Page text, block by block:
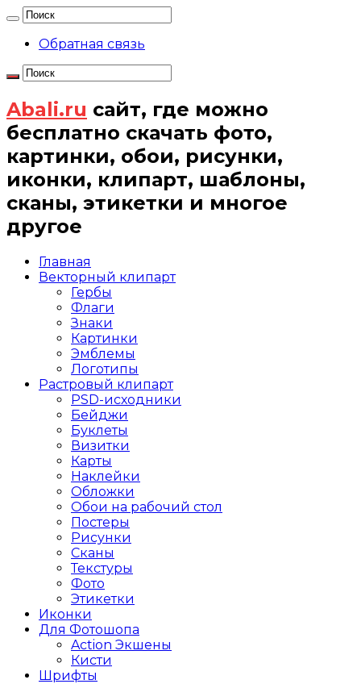
Обратная связь
Abali.ru сайт, где можно
бесплатно скачать фото,
картинки, обои, рисунки,
иконки, клипарт, шаблоны,
сканы, этикетки и многое
другое
Главная
Векторный клипарт
Гербы
Флаги
Знаки
Картинки
Эмблемы
Логотипы
Растровый клипарт
PSD-исходники
Бейджи
Буклеты
Визитки
Карты
Наклейки
Обложки
Обои на рабочий стол
Постеры
Рисунки
Сканы
Текстуры
Фото
Этикетки
Иконки
Для Фотошопа
Action Экшены
Кисти
Шрифты